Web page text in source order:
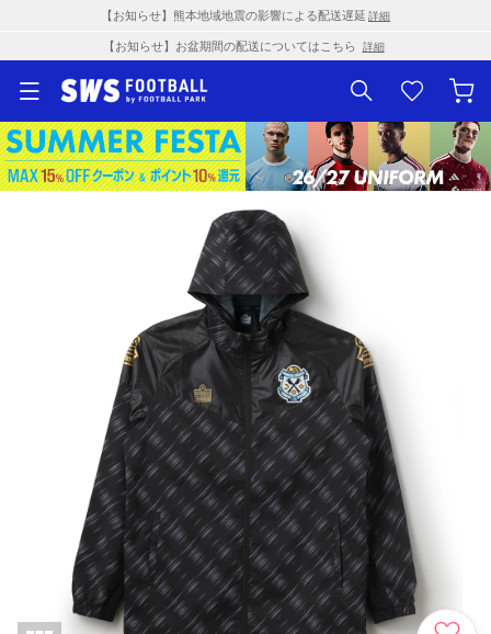
【お知らせ】熊本地域地震の影響による配送遅延 詳細
【お知らせ】お盆期間の配送についてはこちら 詳細